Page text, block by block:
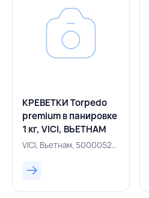
КРЕВЕТКИ Torpedo
premium в панировке
1 кг, VICI, ВЬЕТНАМ
VICI, Вьетнам, 500005203